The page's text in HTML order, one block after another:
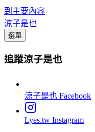
到主要內容
涼子是也
選單
追蹤涼子是也
涼子是也 Facebook
Lyes.tw Instagram